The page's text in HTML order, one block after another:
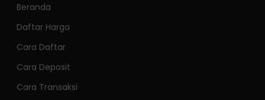
Beranda
Daftar Harga
Cara Daftar
Cara Deposit
Cara Transaksi